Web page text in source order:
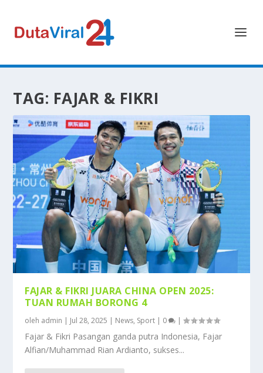
TAG: FAJAR & FIKRI
FAJAR & FIKRI JUARA CHINA OPEN 2025:
TUAN RUMAH BORONG 4
oleh admin | Jul 28, 2025 | News, Sport | 0 |
Fajar & Fikri Pasangan ganda putra Indonesia, Fajar
Alfian/Muhammad Rian Ardianto, sukses...